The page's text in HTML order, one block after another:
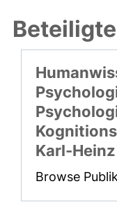
Karl-
Browse